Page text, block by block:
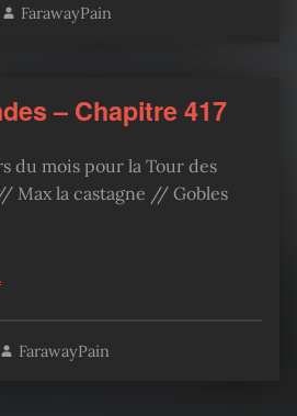
FarawayPain
– Chapitre 417
du mois pour la Tour des
Max la castagne // Gobles
417”
FarawayPain